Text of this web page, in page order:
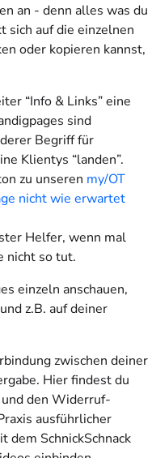
an - denn alles was du
sich auf die einzelnen
oder kopieren kannst,
“Info & Links” eine
sind
Begriff für
Klientys “landen”.
zu unseren my/OT
nicht wie erwartet
Helfer, wenn mal
nicht so tut.
einzeln anschauen,
z.B. auf deiner
zwischen deiner
Hier findest du
den Widerruf-
ausführlicher
dem SchnickSchnack